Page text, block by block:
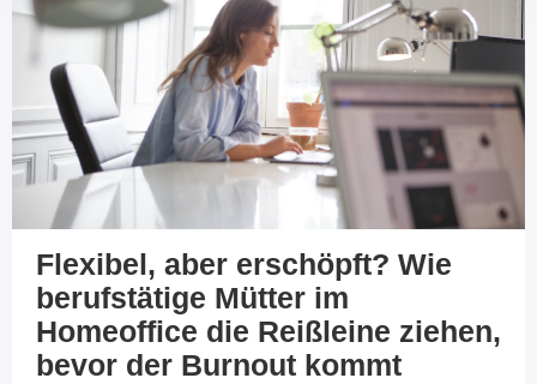
und produktiver zu gestalten. 1.
Sicherheitsausrüstung richtig verwenden Das
Tragen geeigneter Schutzkleidung […]
Flexibel, aber erschöpft? Wie
berufstätige Mütter im
Homeoffice die Reißleine ziehen,
bevor der Burnout kommt